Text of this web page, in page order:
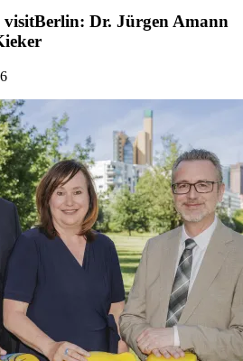
visitBerlin: Dr. Jürgen Amann